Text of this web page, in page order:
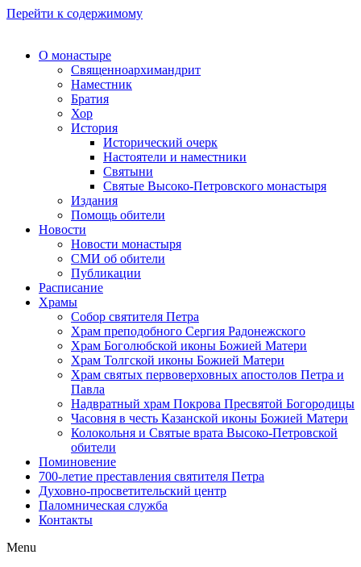
Перейти к содержимому
О монастыре
Священноархимандрит
Наместник
Братия
Хор
История
Исторический очерк
Настоятели и наместники
Святыни
Святые Высоко-Петровского монастыря
Издания
Помощь обители
Новости
Новости монастыря
СМИ об обители
Публикации
Расписание
Храмы
Собор святителя Петра
Храм преподобного Сергия Радонежского
Храм Боголюбской иконы Божией Матери
Храм Толгской иконы Божией Матери
Храм святых первоверховных апостолов Петра и
Павла
Надвратный храм Покрова Пресвятой Богородицы
Часовня в честь Казанской иконы Божией Матери
Колокольня и Святые врата Высоко-Петровской
обители
Поминовение
700-летие преставления святителя Петра
Духовно-просветительский центр
Паломническая служба
Контакты
Menu